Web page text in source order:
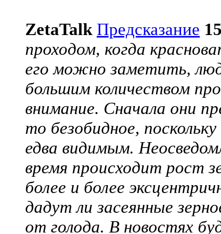
ZetaTalk Предсказание
проходом, когда
его можно заметить,
большим количеством
внимание. Сначала они
то безобидное,
едва видимым.
время происходит рост
более и более
дадут ли засеянные
от голода. В новостях